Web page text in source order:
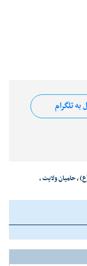
به تلگرام
،حامیان ولایت،